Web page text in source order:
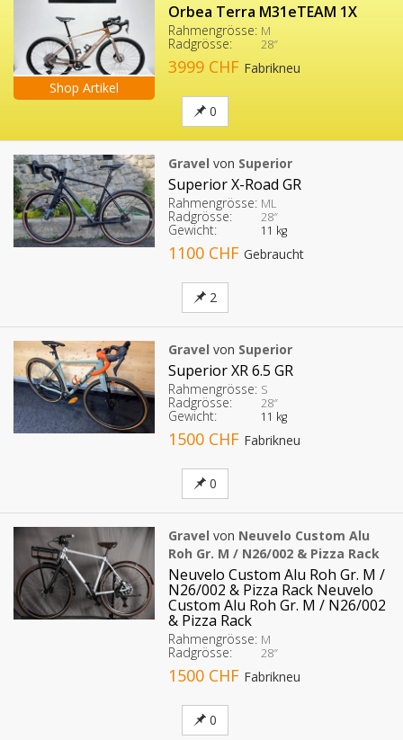
Shop Artikel
Orbea Terra M31eTEAM 1X
Rahmengrösse: M
Radgrösse: 28″
3999 CHF Fabrikneu
0
Gravel von Superior
Superior X-Road GR
Rahmengrösse: ML
Radgrösse: 28″
Gewicht: 11 kg
1100 CHF Gebraucht
2
Gravel von Superior
Superior XR 6.5 GR
Rahmengrösse: S
Radgrösse: 28″
Gewicht: 11 kg
1500 CHF Fabrikneu
0
Gravel von Neuvelo Custom Alu
Roh Gr. M / N26/002 & Pizza Rack
Neuvelo Custom Alu Roh Gr. M /
N26/002 & Pizza Rack Neuvelo
Custom Alu Roh Gr. M / N26/002
& Pizza Rack
Rahmengrösse: M
Radgrösse: 28″
1500 CHF Fabrikneu
0